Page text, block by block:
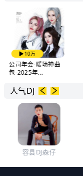
10万
公司年会-暖场神曲
包-2025年...
人气DJ
容县DJ森仔